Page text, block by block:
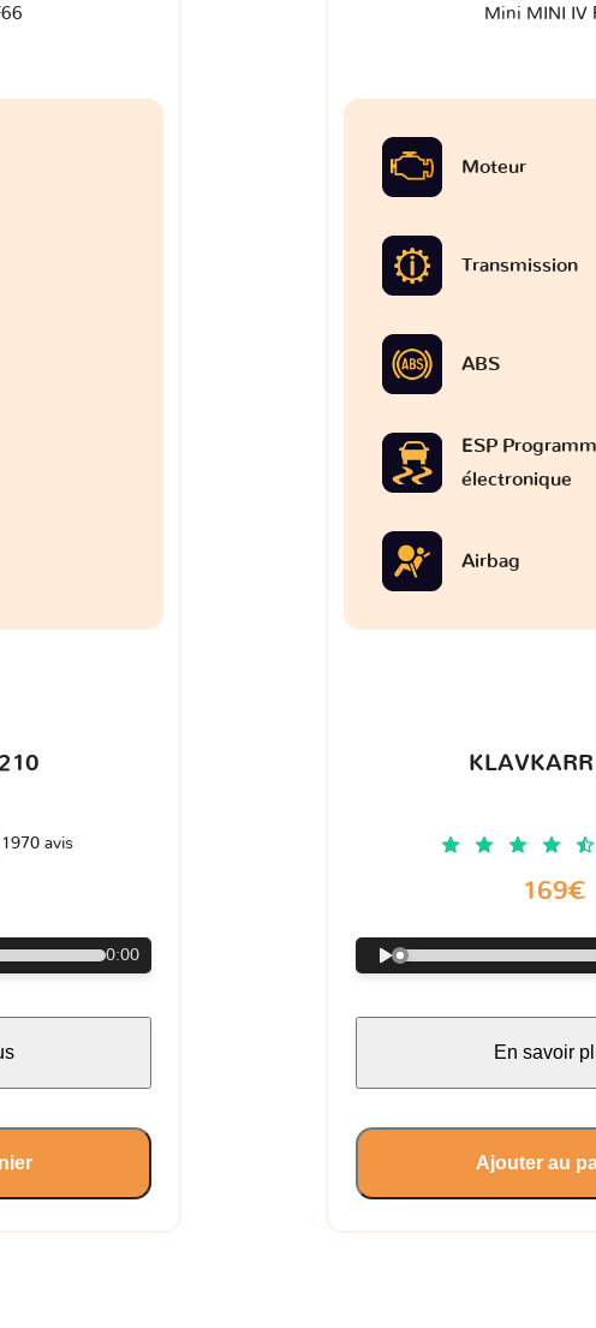
1970 avis
0:00
Mini MINI IV
Moteur
Transmission
ABS
ESP
électronique
Airbag
169€
En savoir
Ajouter au